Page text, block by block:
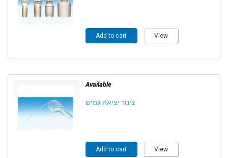
Add to cart View
Available
צינור יציאה גמיש
Add to cart View